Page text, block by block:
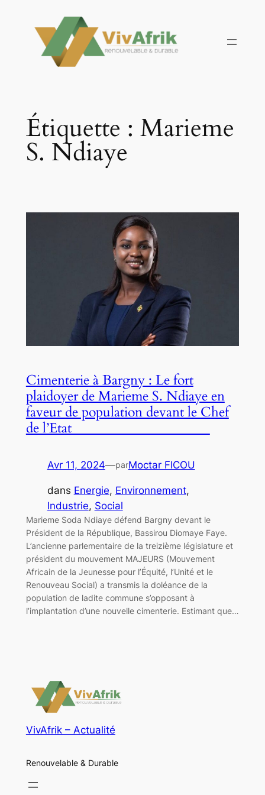
contenu
Étiquette : Marieme
S. Ndiaye
Cimenterie à Bargny : Le fort
plaidoyer de Marieme S. Ndiaye en
faveur de population devant le Chef
de l’Etat
Avr 11, 2024—parMoctar FICOU
dans Energie, Environnement
Industrie, Social
Marieme Soda Ndiaye défend Bargny devant le
Président de la République, Bassirou Diomaye Faye.
L’ancienne parlementaire de la treizième législature et
président du mouvement MAJEURS (Mouvement
Africain de la Jeunesse pour l’Équité, l’Unité et le
Renouveau Social) a transmis la doléance de la
population de ladite commune s’opposant à
l’implantation d’une nouvelle cimenterie. Estimant que…
VivAfrik – Actualité
Renouvelable & Durable